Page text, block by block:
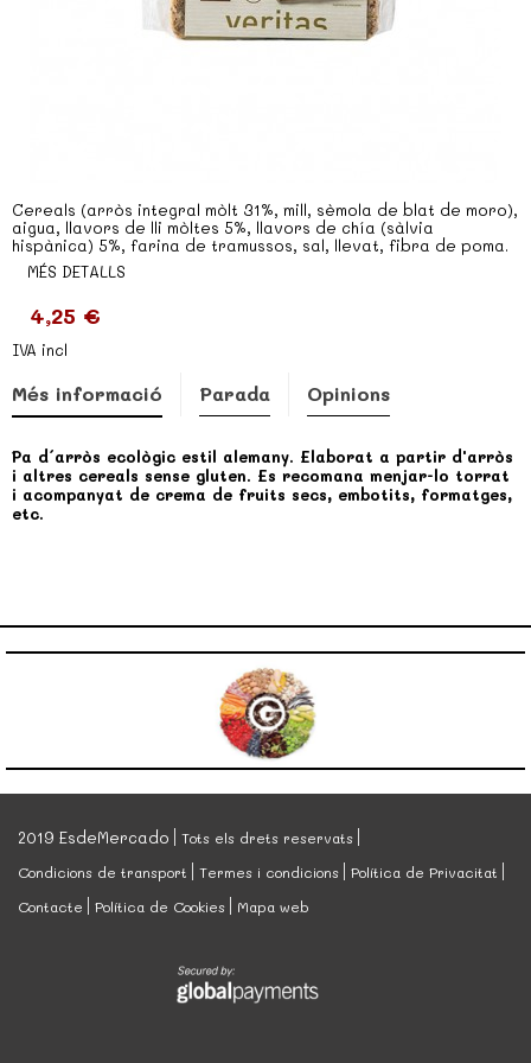
Cereals (arròs integral mòlt 31%, mill, sèmola de blat de moro),
aigua, llavors de lli mòltes 5%, llavors de chía (sàlvia
hispànica) 5%, farina de tramussos, sal, llevat, fibra de poma.
MÉS DETALLS
4,25 €
IVA incl
Més informació Parada Opinions
Pa d´arròs ecològic estil alemany. Elaborat a partir d'arròs
i altres cereals sense gluten. Es recomana menjar-lo torrat
i acompanyat de crema de fruits secs, embotits, formatges,
etc.
2019 EsdeMercado
Tots els drets reservats
Condicions de transport
Termes i condicions
Política de Privacitat
Contacte
Política de Cookies Mapa web